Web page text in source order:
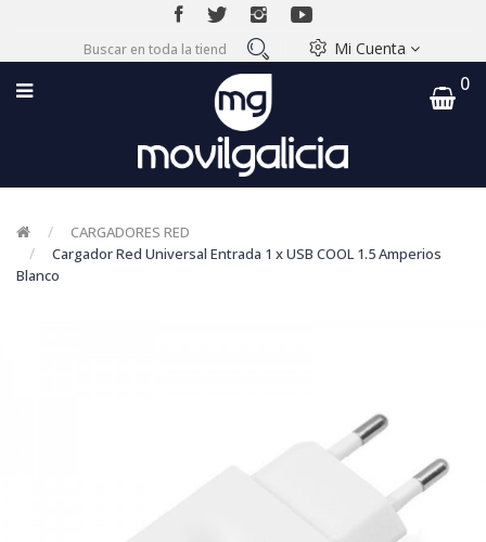
Mi Cuenta
0
CARGADORES RED
Cargador Red Universal Entrada 1 x USB COOL 1.5 Amperios
Blanco